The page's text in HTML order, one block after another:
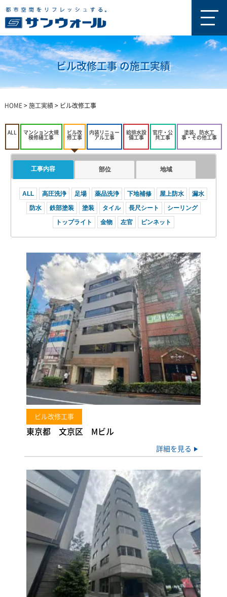
ビル改修工事 の施工実績
HOME> 施工実績> ビル改修工事
ALL
マンション大規
模修繕工事
ビル改
修工事
内装リニュー
アル工事
給排水設
備工事
官庁・公
共工事
塗装、防水工
事・その他工事
工事内容 部位 地域
ALL 高圧洗浄 足場 薬品洗浄 下地補修 屋上防水
漏水
防水
鉄部塗装 塗装 タイル 長尺シート
シーリング
トップライト
金物 左官 ピンネット
ビル改修工事
東京都 文京区 Mビル
詳細を見る